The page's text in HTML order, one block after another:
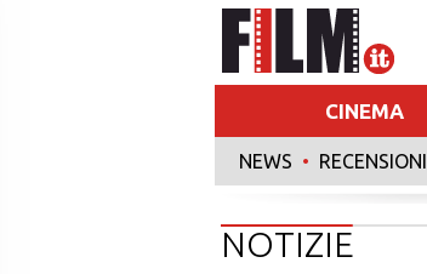
CINEMA
NEWS • RECENSIONI
NOTIZIE